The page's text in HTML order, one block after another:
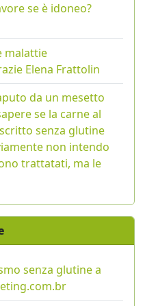
se è idoneo?
malattie
Elena Frattolin
da un mesetto
se la carne al
senza glutine
non intendo
trattatati, ma le
senza glutine a